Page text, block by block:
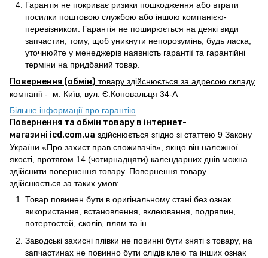
Гарантія не покриває ризики пошкодження або втрати
посилки поштовою службою або іншою компанією-
перевізником. Гарантія не поширюється на деякі види
запчастин, тому, щоб уникнути непорозумінь, будь ласка,
уточнюйте у менеджерів наявність гарантії та гарантійні
терміни на придбаний товар.
Повернення (обмін) товару здійснюється за адресою складу
компанії - м. Київ, вул. Є.Коновальця 34-А
Більше інформації про гарантію
Повернення та обмін товару в інтернет-
магазині icd.com.ua здійснюється згідно зі статтею 9 Закону
України «Про захист прав споживачів», якщо він належної
якості, протягом 14 (чотирнадцяти) календарних днів можна
здійснити повернення товару. Повернення товару
здійснюється за таких умов:
Товар повинен бути в оригінальному стані без ознак
використання, встановлення, вклеювання, подряпин,
потертостей, сколів, плям та ін.
Заводські захисні плівки не повинні бути зняті з товару, на
запчастинах не повинно бути слідів клею та інших ознак